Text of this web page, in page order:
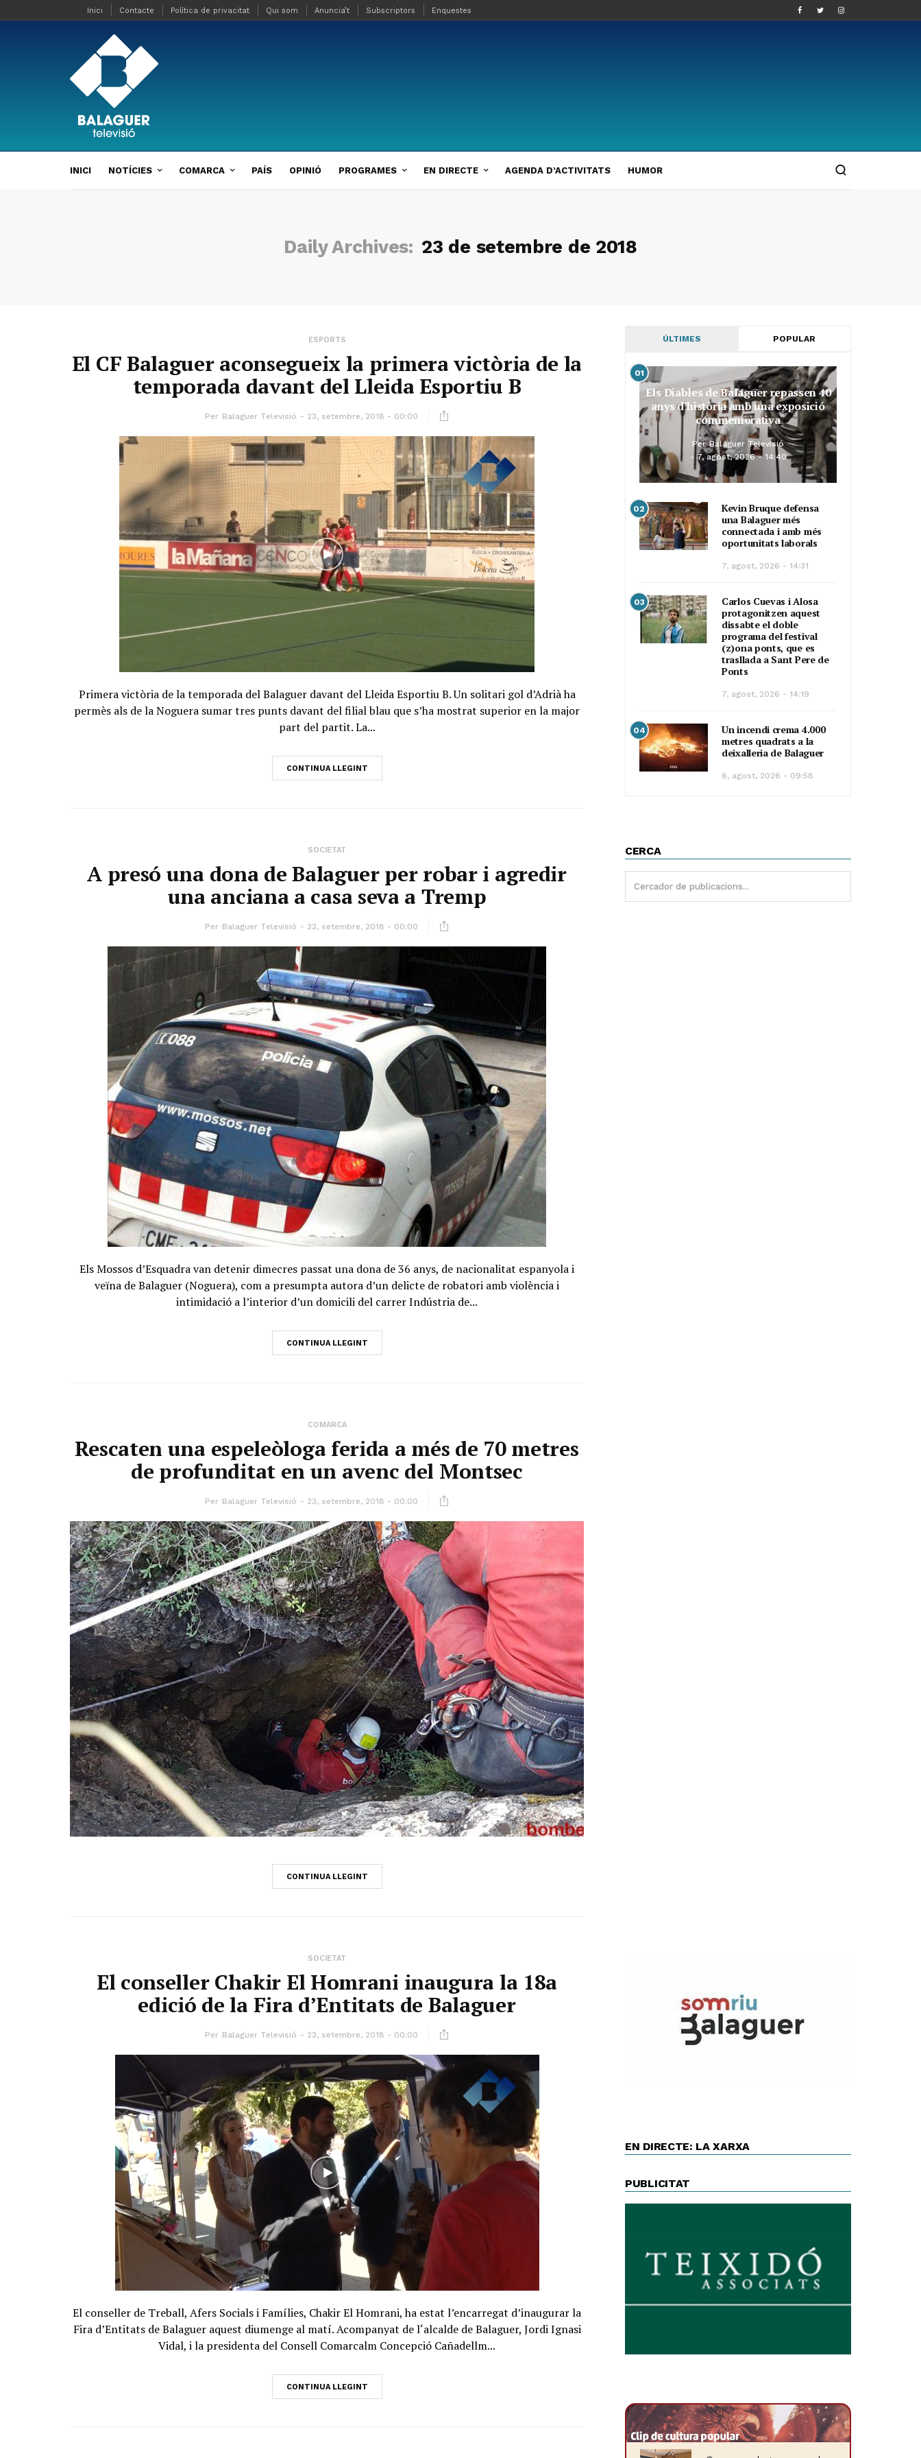
Inici Contacte Política de privacitat Qui som Anuncia’t Subscriptors Enquestes
INICI NOTÍCIES COMARCA PAÍS OPINIÓ PROGRAMES EN DIRECTE AGENDA D’ACTIVITATS HUMOR
Daily Archives: 23 de setembre de 2018
ESPORTS
El CF Balaguer aconsegueix la primera victòria de la
temporada davant del Lleida Esportiu B
Per Balaguer Televisió 23, setembre, 2018 - 00:00
Primera victòria de la temporada del Balaguer davant del Lleida Esportiu B. Un solitari gol d’Adrià ha
permès als de la Noguera sumar tres punts davant del filial blau que s’ha mostrat superior en la major
part del partit. La...
CONTINUA LLEGINT
SOCIETAT
A presó una dona de Balaguer per robar i agredir
una anciana a casa seva a Tremp
Per Balaguer Televisió 23, setembre, 2018 - 00:00
Els Mossos d’Esquadra van detenir dimecres passat una dona de 36 anys, de nacionalitat espanyola i
veïna de Balaguer (Noguera), com a presumpta autora d’un delicte de robatori amb violència i
intimidació a l’interior d’un domicili del carrer Indústria de...
CONTINUA LLEGINT
COMARCA
Rescaten una espeleòloga ferida a més de 70 metres
de profunditat en un avenc del Montsec
Per Balaguer Televisió 23, setembre, 2018 - 00:00
CONTINUA LLEGINT
SOCIETAT
El conseller Chakir El Homrani inaugura la 18a
edició de la Fira d’Entitats de Balaguer
Per Balaguer Televisió 23, setembre, 2018 - 00:00
El conseller de Treball, Afers Socials i Famílies, Chakir El Homrani, ha estat l’encarregat d’inaugurar la
Fira d’Entitats de Balaguer aquest diumenge al matí. Acompanyat de l‘alcalde de Balaguer, Jordi Ignasi
Vidal, i la presidenta del Consell Comarcalm Concepció Cañadellm...
CONTINUA LLEGINT
ÚLTIMES POPULAR
01
Els Diables de Balaguer repassen 40
anys d’història amb una exposició
commemorativa
Per Balaguer Televisió
7, agost, 2026 - 14:40
02
Kevin Bruque defensa
una Balaguer més
connectada i amb més
oportunitats laborals
7, agost, 2026 - 14:31
03
Carlos Cuevas i Alosa
protagonitzen aquest
dissabte el doble
programa del festival
(z)ona ponts, que es
trasllada a Sant Pere de
Ponts
7, agost, 2026 - 14:19
04
Un incendi crema 4.000
metres quadrats a la
deixalleria de Balaguer
6, agost, 2026 - 09:58
CERCA
EN DIRECTE: LA XARXA
PUBLICITAT